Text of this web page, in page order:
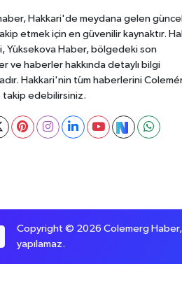
Hakkari'de meydana gelen güncel
etmek için en güvenilir kaynaktır.
Yüksekova Haber, bölgedeki son
ve haberler hakkında detaylı bilgi
Hakkari'nin tüm haberlerini
takip edebilirsiniz.
Copyright © 2026 Colemerg Haber,
yapılamaz.